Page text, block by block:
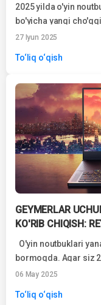
2025 yilda o'yin
bo'yicha yangi
tanlovga duch
27 Iyun 2025
To‘liq o‘qish
GEYMERLAR
KO'RIB CHIQISH:
O'yin noutbuklari
bormoqda. Agar siz
izlayotgan boʻlsangiz,
06 May 2025
To‘liq o‘qish